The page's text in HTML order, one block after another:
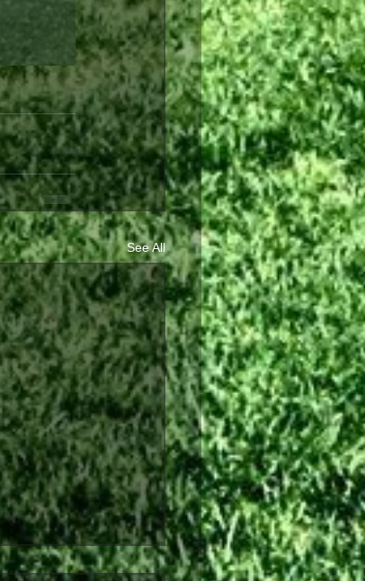
See All